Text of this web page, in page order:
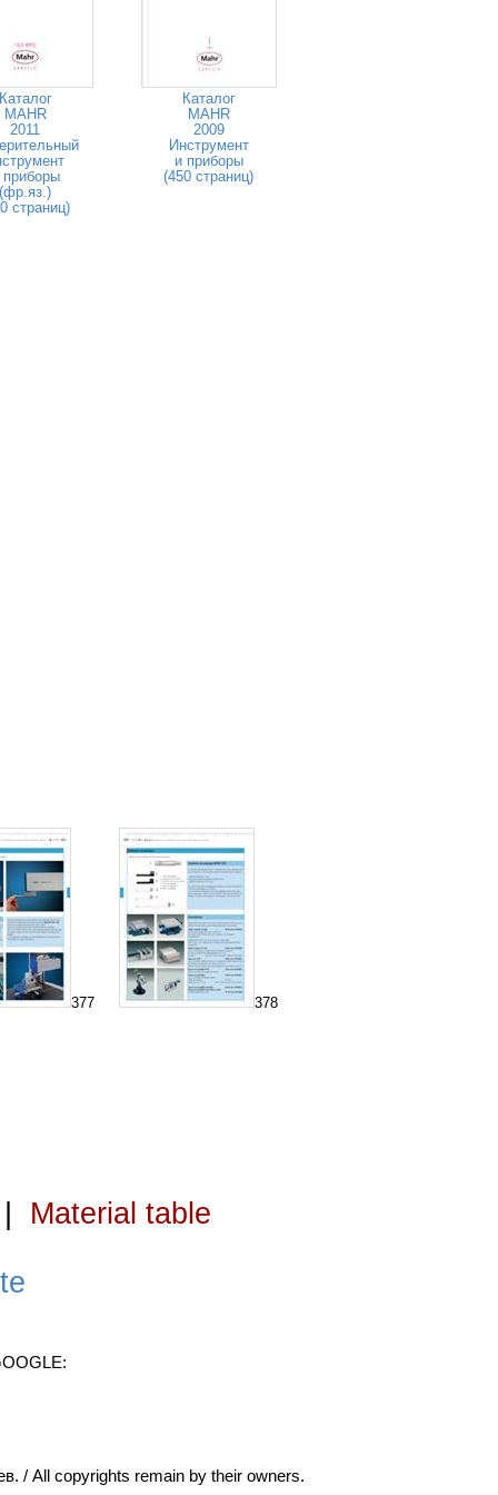
MAHR
2011
приборы
(фр.яз.)
страниц)
Каталог
MAHR
2009
Инструмент
и приборы
(450 страниц)
377 378
Material table
/ All copyrights remain by their owners.